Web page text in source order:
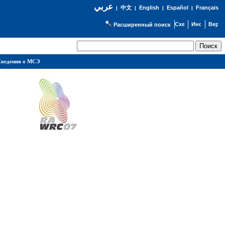
عربي| 中文| English | Español | Français
Расширенный поиск
о МСЭ